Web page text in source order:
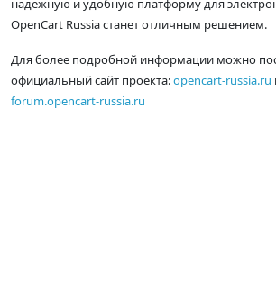
надежную и удобную платформу для
OpenCart Russia станет отличным решением.
Для более подробной информации можно
официальный сайт проекта:opencart-russia.ru
forum.opencart-russia.ru